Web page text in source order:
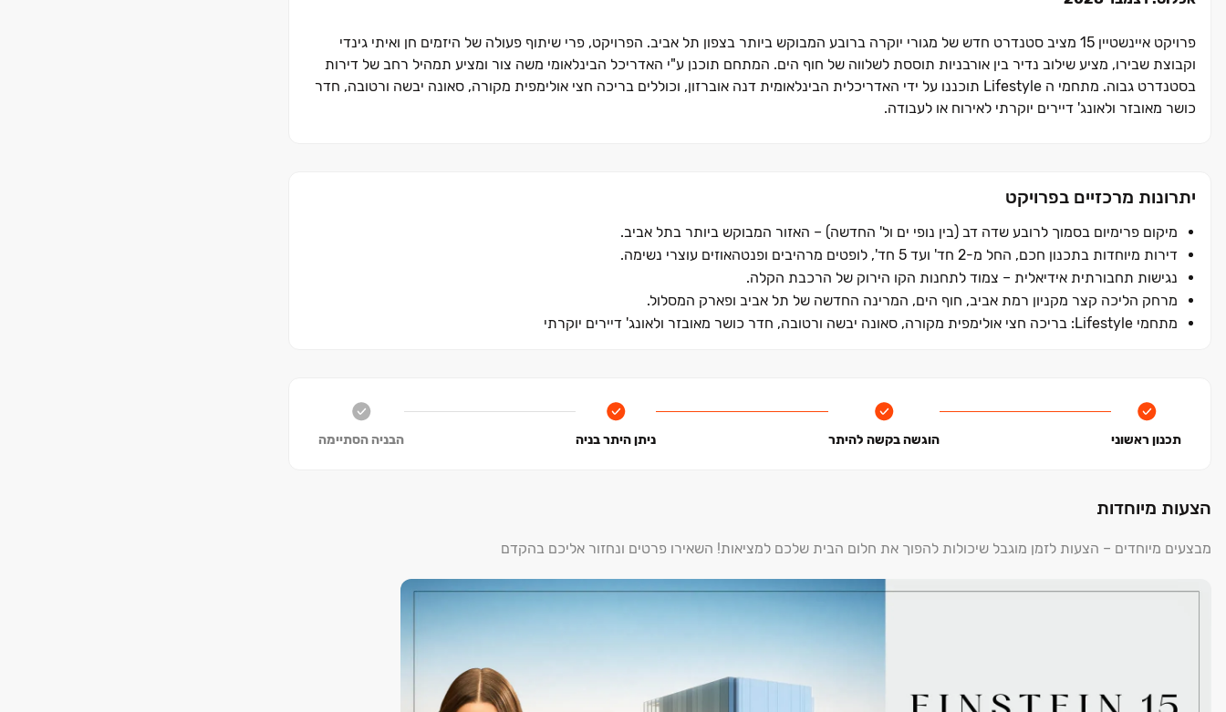
פרויקט איינשטיין ‏15 מציב סטנדרט חדש של מגורי יוקרה ברובע המבוקש ביותר בצפון תל אביב. הפרויקט, פרי שיתוף פעולה של היזמים חן ואיתי גינדי
וקבוצת שבירו, מציע שילוב נדיר בין אורבניות תוססת לשלווה של חוף הים. המתחם תוכנן ע"י האדריכל הבינלאומי משה צור ומציע תמהיל רחב של דירות
בסטנדרט גבוה. מתחמי ה Lifestyle תוכננו על ידי האדריכלית הבינלאומית דנה אוברזון, וכוללים בריכה חצי אולימפית מקורה, סאונה יבשה ורטובה, חדר
כושר מאובזר ולאונג' דיירים יוקרתי לאירוח או לעבודה.
יתרונות מרכזיים בפרויקט
מיקום פרימיום בסמוך לרובע שדה דב (בין נופי ים ול' החדשה) – האזור המבוקש ביותר בתל אביב.
דירות מיוחדות בתכנון חכם, החל מ-2 חד' ועד 5 חד', לופטים מרהיבים ופנטהאוזים עוצרי נשימה.
נגישות תחבורתית אידיאלית – צמוד לתחנות הקו הירוק של הרכבת הקלה.
מרחק הליכה קצר מקניון רמת אביב, חוף הים, המרינה החדשה של תל אביב ופארק המסלול.
מתחמי Lifestyle: בריכה חצי אולימפית מקורה, סאונה יבשה ורטובה, חדר כושר מאובזר ולאונג' דיירים יוקרתי
תכנון ראשוני הוגשה בקשה להיתר ניתן היתר בניה הבניה הסתיימה
הצעות מיוחדות
מבצעים מיוחדים – הצעות לזמן מוגבל שיכולות להפוך את חלום הבית שלכם למציאות! השאירו פרטים ונחזור אליכם בהקדם